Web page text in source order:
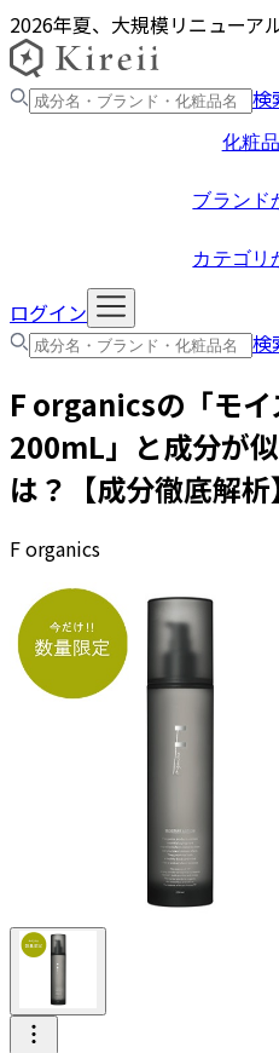
2026年夏、大規模リニューア
検
化粧
ブランド
カテゴリ
ログイン
検
F organicsの「モ
200mL 」と成分が
は？【成分徹底解析】
F organics